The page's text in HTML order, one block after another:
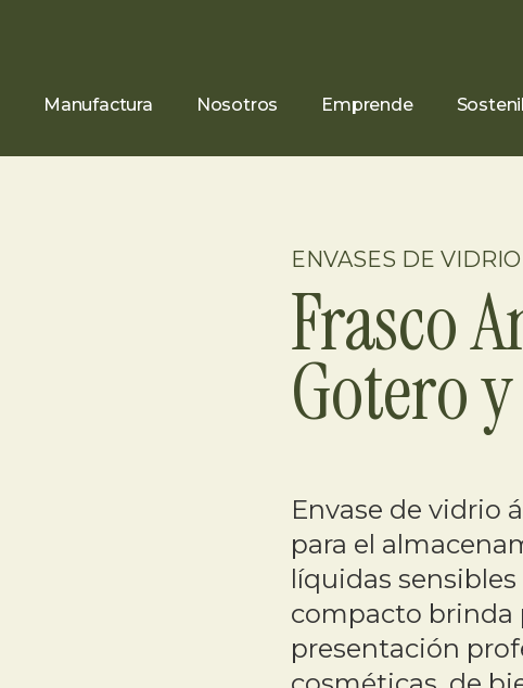
Manufactura Nosotros Emprende
ENVASES DE VIDRIO
Frasco
Gotero
Envase de vidrio
para el
líquidas
compacto brinda
presentación